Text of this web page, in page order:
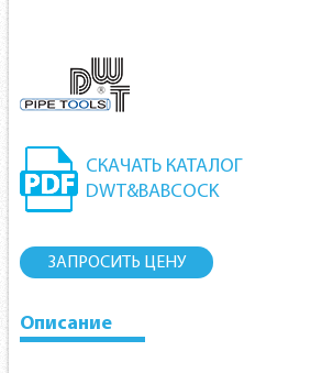
СКАЧАТЬ КАТАЛОГ
DWT&BABCOCK
ЗАПРОСИТЬ ЦЕНУ
Описание